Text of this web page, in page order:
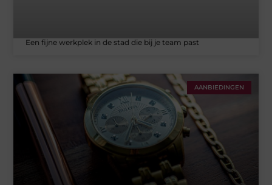
Een fijne werkplek in de stad die bij je team past
AANBIEDINGEN